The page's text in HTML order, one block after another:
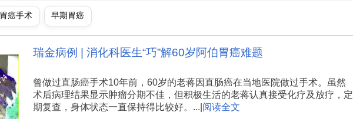
胃癌手术 早期胃癌
瑞金病例 | 消化科医生“巧”解60岁阿伯胃癌难题
曾做过直肠癌手术10年前，60岁的老蒋因直肠癌在当地医院做过手术。虽然
术后病理结果显示肿瘤分期不佳，但积极生活的老蒋认真接受化疗及放疗，定
期复查，身体状态一直保持得比较好。...| 阅读全文